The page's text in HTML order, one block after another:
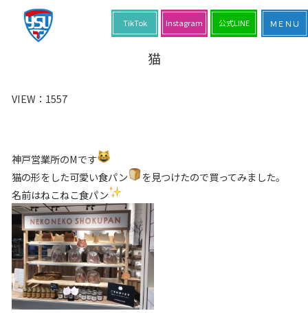
猫
VIEW： 1557
神戸営業所のMです
猫の形をした可愛い食パン
を見つけたので買ってみました。
名前はねこねこ食パン
公式LINE
Instagram
TikTok